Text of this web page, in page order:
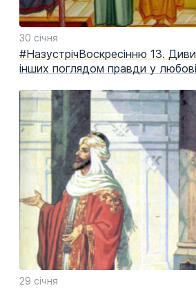
30 січня
#НазустрічВоскресінню 13.
інших поглядом правди у любові
29 січня